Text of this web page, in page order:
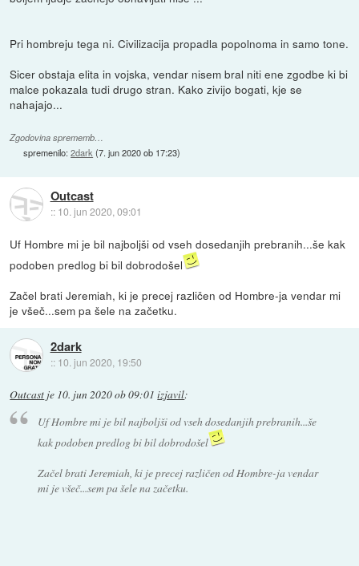
Pri hombreju tega ni. Civilizacija propadla popolnoma in samo tone.
Sicer obstaja elita in vojska, vendar nisem bral niti ene zgodbe ki bi
malce pokazala tudi drugo stran. Kako zivijo bogati, kje se
nahajajo...
Zgodovina sprememb…
spremenilo:2dark (7. jun 2020 ob 17:23)
Outcast
:: 10. jun 2020, 09:01
Uf Hombre mi je bil najboljši od vseh dosedanjih prebranih...še kak
podoben predlog bi bil dobrodošel
Začel brati Jeremiah, ki je precej različen od Hombre-ja vendar mi
je všeč...sem pa šele na začetku.
2dark
:: 10. jun 2020, 19:50
Outcast je 10. jun 2020 ob 09:01 izjavil:
Uf Hombre mi je bil najboljši od vseh dosedanjih prebranih...še
kak podoben predlog bi bil dobrodošel
Začel brati Jeremiah, ki je precej različen od Hombre-ja vendar
mi je všeč...sem pa šele na začetku.